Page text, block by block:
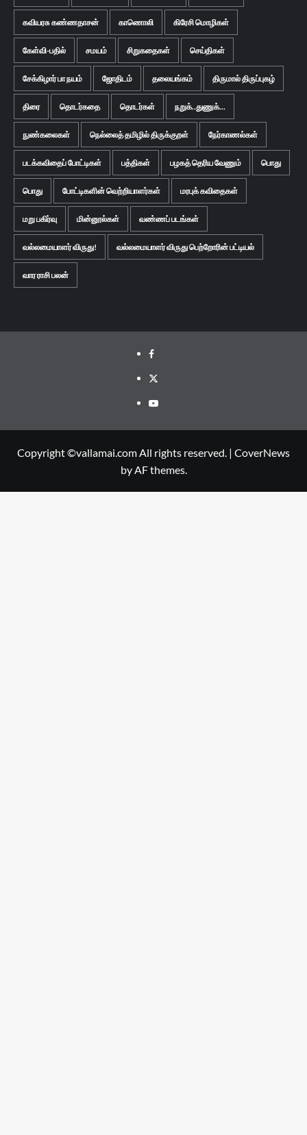
கவியரசு கண்ணதாசன் காணொலி கிரேசி மொழிகள்
கேள்வி-பதில் சமயம் சிறுகதைகள் செய்திகள்
சேக்கிழார் பா நயம் ஜோதிடம் தலையங்கம் திருமால் திருப்புகழ்
திரை தொடர்கதை தொடர்கள் நறுக்..துணுக்...
நுண்கலைகள் நெல்லைத் தமிழில் திருக்குறள் நேர்காணல்கள்
படக்கவிதைப் போட்டிகள் பத்திகள் பழகத் தெரிய வேணும் பொது
பொது போட்டிகளின் வெற்றியாளர்கள் மரபுக் கவிதைகள்
மறு பகிர்வு மின்னூல்கள் வண்ணப் படங்கள்
வல்லமையாளர் விருது! வல்லமையாளர் விருது பெற்றோரின் பட்டியல்
வார ராசி பலன்
Facebook
Twitter
Youtube
Copyright ©vallamai.com All rights reserved. | CoverNews
by AF themes.